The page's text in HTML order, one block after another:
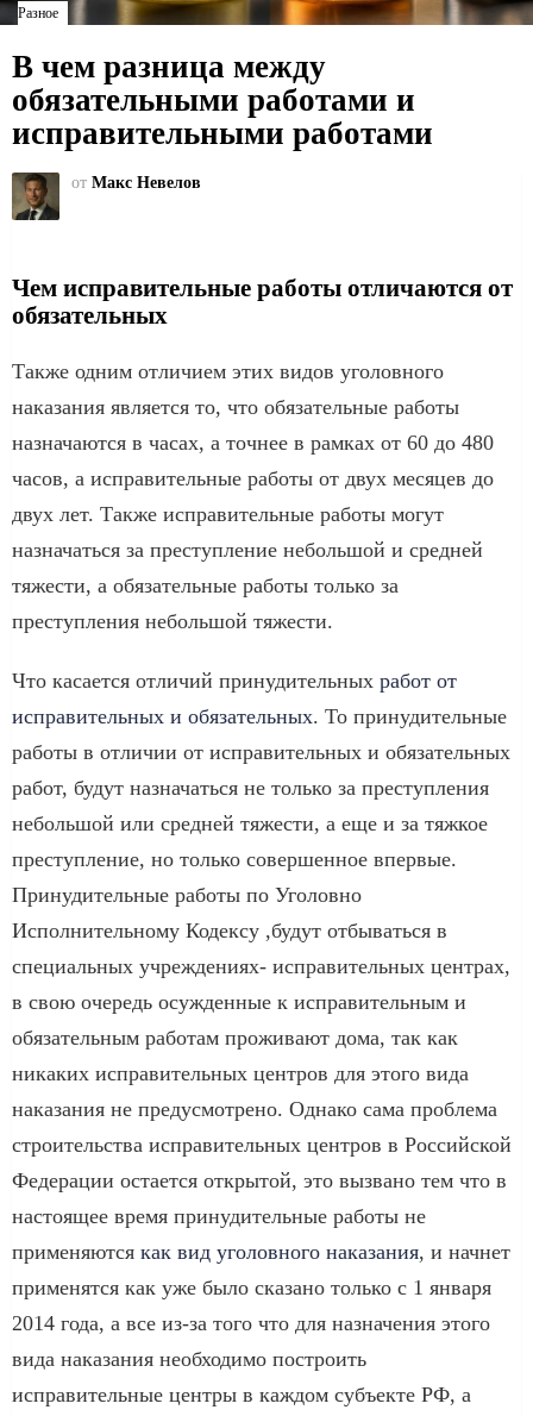
Разное
В чем разница между
обязательными работами и
исправительными работами
от Макс Невелов
Чем исправительные работы отличаются от
обязательных
Также одним отличием этих видов уголовного
наказания является то, что обязательные работы
назначаются в часах, а точнее в рамках от 60 до 480
часов, а исправительные работы от двух месяцев до
двух лет. Также исправительные работы могут
назначаться за преступление небольшой и средней
тяжести, а обязательные работы только за
преступления небольшой тяжести.
Что касается отличий принудительных работ от
исправительных и обязательных. То принудительные
работы в отличии от исправительных и обязательных
работ, будут назначаться не только за преступления
небольшой или средней тяжести, а еще и за тяжкое
преступление, но только совершенное впервые.
Принудительные работы по Уголовно
Исполнительному Кодексу ,будут отбываться в
специальных учреждениях- исправительных центрах,
в свою очередь осужденные к исправительным и
обязательным работам проживают дома, так как
никаких исправительных центров для этого вида
наказания не предусмотрено. Однако сама проблема
строительства исправительных центров в Российской
Федерации остается открытой, это вызвано тем что в
настоящее время принудительные работы не
применяются как вид уголовного наказания, и начнет
применятся как уже было сказано только с 1 января
2014 года, а все из-за того что для назначения этого
вида наказания необходимо построить
исправительные центры в каждом субъекте РФ, а